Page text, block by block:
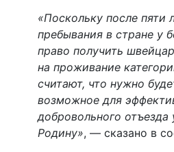
«Поскольку после пяти
пребывания в стране у
право получить
на проживание
считают, что нужно
возможное для
добровольного отъезда
Родину», — сказано в